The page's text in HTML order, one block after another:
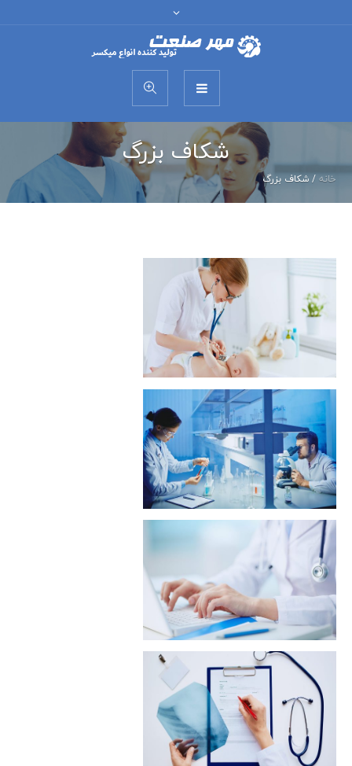
شکاف بزرگ
خانه/شکاف بزرگ
درمانگاه کودکان
تجزیه و تحلیل
آزمایشگاهی
کلینیک لارنژیک
توانبخشی سرپایی